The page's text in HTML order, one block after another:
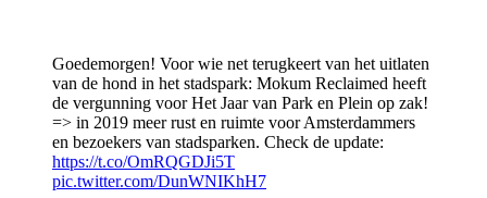
Goedemorgen! Voor wie net terugkeert van het uitlaten
van de hond in het stadspark: Mokum Reclaimed heeft
de vergunning voor Het Jaar van Park en Plein op zak!
=> in 2019 meer rust en ruimte voor Amsterdammers
en bezoekers van stadsparken. Check de update:
https://t.co/OmRQGDJi5T
pic.twitter.com/DunWNIKhH7